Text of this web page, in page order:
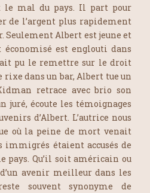
le mal du pays. Il part pour
de l’argent plus rapidement
Seulement Albert est jeune et
économisé est englouti dans
pu le remettre sur le droit
dans un bar, Albert tue un
retrace avec brio son
juré, écoute les témoignages
d’Albert. L’autrice nous
où la peine de mort venait
immigrés étaient accusés de
pays. Qu’il soit américain ou
avenir meilleur dans les
souvent synonyme de